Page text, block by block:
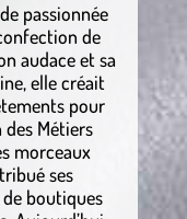
passionnée
de
audace et sa
elle créait
pour
des Métiers
morceaux
ses
boutiques